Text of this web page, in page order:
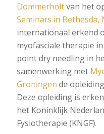
Dommerholtvan het
Seminars in Bethesda,
internationaal erkend
myofasciale therapie
point dry needling in
samenwerking met
Groningen de
Deze opleiding is
het Koninklijk
Fysiotherapie (KNGF).